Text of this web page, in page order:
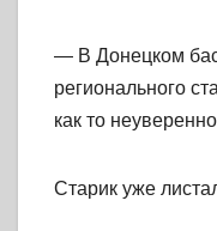
— В Донецком
регионального
как то
Старик уже